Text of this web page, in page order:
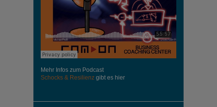
Mehr Infos zum Podcast
Schocks & Resilienz gibt es hier